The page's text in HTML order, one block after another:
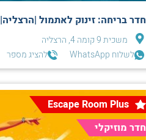
חדר בריחה: זינוק לאתמול |הרצליה|
משכית 9 קומה 4, הרצליה
לשלוח WhatsApp
להציג מספר
Escape Room Plus
חדר מוזיקלי